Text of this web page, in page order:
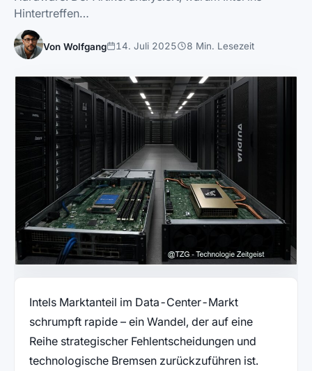
Hintertreffen…
Von Wolfgang 14. Juli 2025 8 Min. Lesezeit
Intels Marktanteil im Data-Center-Markt
schrumpft rapide – ein Wandel, der auf eine
Reihe strategischer Fehlentscheidungen und
technologische Bremsen zurückzuführen ist.